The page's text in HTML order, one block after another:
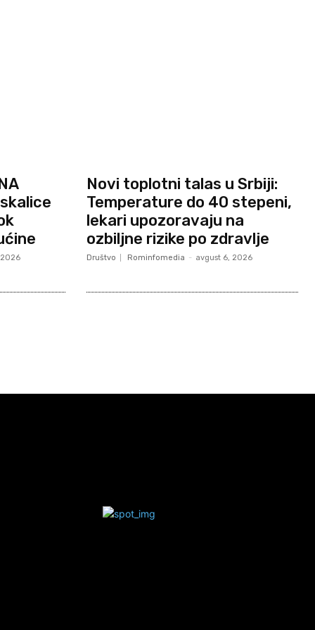
2026
Novi toplotni talas u Srbiji:
Temperature do 40 stepeni,
lekari upozoravaju na
ozbiljne rizike po zdravlje
Društvo Rominfomedia - avgust 6, 2026